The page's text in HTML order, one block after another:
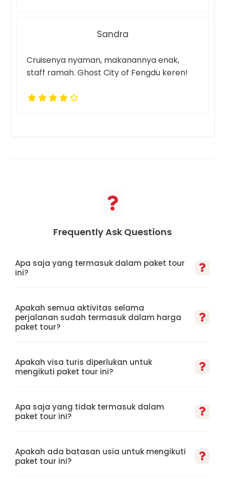
Sandra
Cruisenya nyaman, makanannya enak,
staff ramah. Ghost City of Fengdu keren!
Frequently Ask Questions
Apa saja yang termasuk dalam paket tour
ini?
Apakah semua aktivitas selama
perjalanan sudah termasuk dalam harga
paket tour?
Apakah visa turis diperlukan untuk
mengikuti paket tour ini?
Apa saja yang tidak termasuk dalam
paket tour ini?
Apakah ada batasan usia untuk mengikuti
paket tour ini?